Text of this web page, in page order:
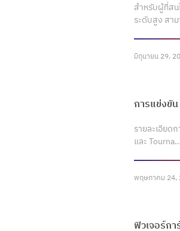
สำหรับผู้ที่ส
ระดับสูง สา
มิถุนายน 29,
การแข่งขัน
รายละเอียด
และ Tourna…
พฤษภาคม 24,
ฟิวเจอร์ก